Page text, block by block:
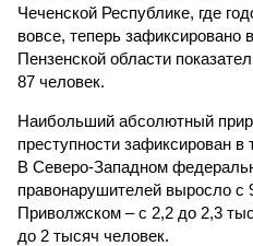
Чеченской Республике, где
вовсе, теперь зафиксировано
Пензенской области
87 человек.
Наибольший абсолютный
преступности зафиксирован
В Северо-Западном
правонарушителей выросло с
Приволжском – с 2,2 до 2,3
до 2 тысяч человек.